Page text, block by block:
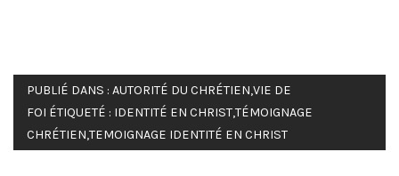
PUBLIÉ DANS : AUTORITÉ DU CHRÉTIEN,VIE DE
FOI ÉTIQUETÉ : IDENTITÉ EN CHRIST,TÉMOIGNAGE
CHRÉTIEN,TEMOIGNAGE IDENTITÉ EN CHRIST